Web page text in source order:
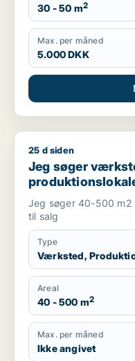
30 - 50 m2
Max. per måned
5.000 DKK
Jeg søger værksted
25 d siden
Jeg søger
Vesterbro eller
Jeg søger 40-500
til salg
Type
Værksted,
Areal
40 - 500 m2
Max. per måned
Ikke angivet